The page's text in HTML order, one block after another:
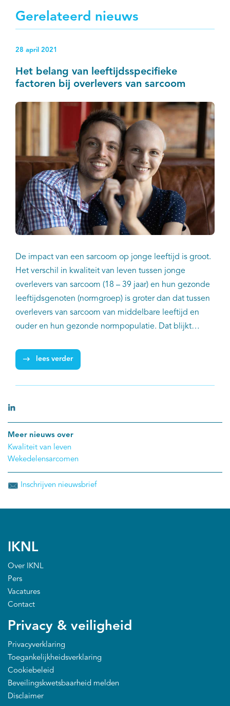
Gerelateerd nieuws
28 april 2021
Het belang van leeftijdsspecifieke
factoren bij overlevers van sarcoom
De impact van een sarcoom op jonge leeftijd is groot.
Het verschil in kwaliteit van leven tussen jonge
overlevers van sarcoom (18 – 39 jaar) en hun gezonde
leeftijdsgenoten (normgroep) is groter dan dat tussen
overlevers van sarcoom van middelbare leeftijd en
ouder en hun gezonde normpopulatie. Dat blijkt
van der Graaf, AVL en Erasmus MC en dr. Olga
Husson, NKI. De uitkomsten zijn beschreven in
lees verder
Meer nieuws over
Kwaliteit van leven
Wekedelensarcomen
Inschrijven nieuwsbrief
IKNL
Over IKNL
Pers
Vacatures
Contact
Privacy & veiligheid
Privacyverklaring
Toegankelijkheidsverklaring
Cookiebeleid
Beveilingskwetsbaarheid melden
Disclaimer